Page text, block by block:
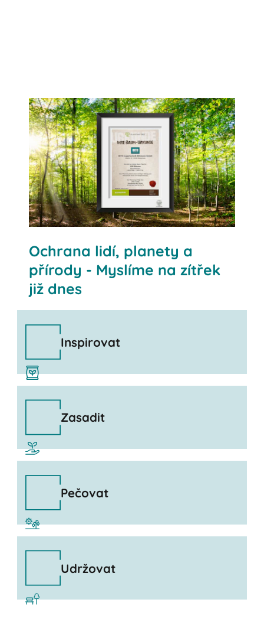
ZASAD MUJ STROM
Ochrana lidí, planety a
přírody - Myslíme na zítřek
již dnes
Inspirovat
Zasadit
Pečovat
Udržovat